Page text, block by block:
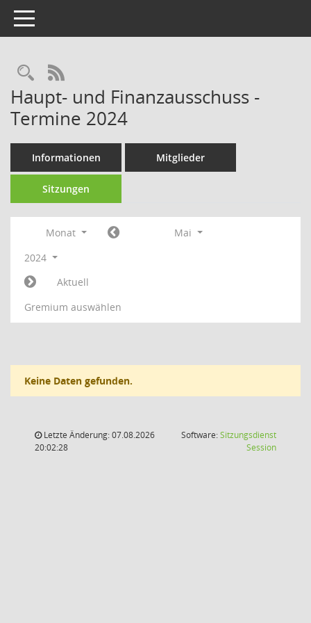
Toggle navigation
Rechercheauswahl
RSS-Feed
Haupt- und Finanzausschuss -
Termine 2024
Informationen Mitglieder
Sitzungen
Monat
Mai
2024
Aktuell
Gremium auswählen
Keine Daten gefunden.
Letzte Änderung: 07.08.2026
20:02:28
Software:Sitzungsdienst
Session(Wird in